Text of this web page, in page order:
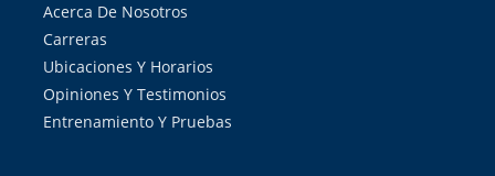
Acerca De Nosotros
Carreras
Ubicaciones Y Horarios
Opiniones Y Testimonios
Entrenamiento Y Pruebas